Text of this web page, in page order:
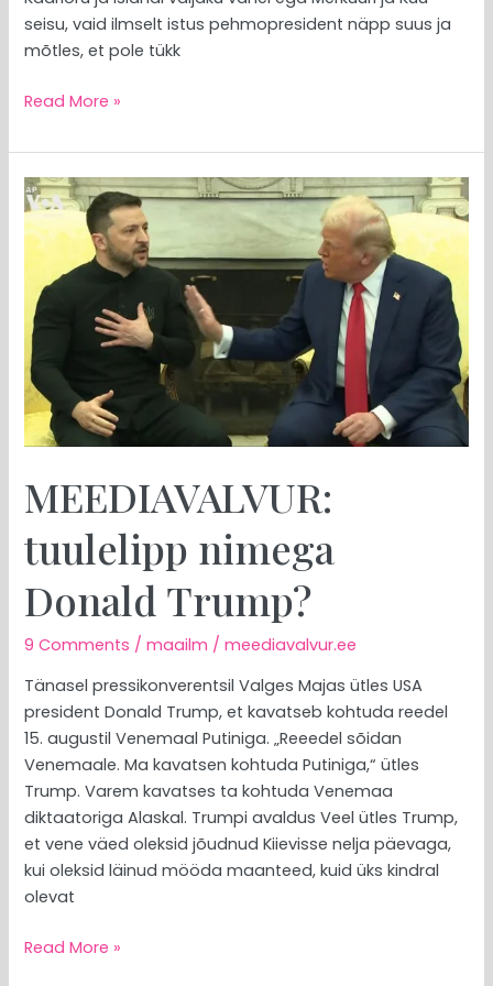
seisu, vaid ilmselt istus pehmopresident näpp suus ja
mõtles, et pole tükk
Read More »
MEEDIAVALVUR:
tuulelipp nimega
Donald Trump?
9 Comments /maailm /meediavalvur.ee
Tänasel pressikonverentsil Valges Majas ütles USA
president Donald Trump, et kavatseb kohtuda reedel
15. augustil Venemaal Putiniga. „Reeedel sõidan
Venemaale. Ma kavatsen kohtuda Putiniga,“ ütles
Trump. Varem kavatses ta kohtuda Venemaa
diktaatoriga Alaskal. Trumpi avaldus Veel ütles Trump,
et vene väed oleksid jõudnud Kiievisse nelja päevaga,
kui oleksid läinud mööda maanteed, kuid üks kindral
olevat
MEEDIAVALVUR:
tuulelipp
nimega
Donald
Trump?
Read More »